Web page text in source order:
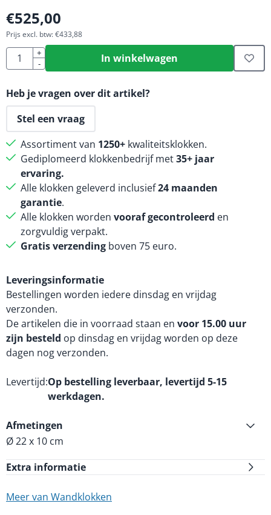
€525,00
Prijs excl. btw:€433,88
Aantal
+
-
In winkelwagen
Heb je vragen over dit artikel?
Stel een vraag
Assortiment van 1250+ kwaliteitsklokken.
Gediplomeerd klokkenbedrijf met35+ jaar
ervaring.
Alle klokken geleverd inclusief24 maanden
garantie.
Alle klokken worden vooraf gecontroleerd en
zorgvuldig verpakt.
Gratis verzending boven 75 euro.
Leveringsinformatie
Bestellingen worden iedere dinsdag en vrijdag
verzonden.
De artikelen die in voorraad staan en voor 15.00 uur
zijn besteld op dinsdag en vrijdag worden op deze
dagen nog verzonden.
Levertijd Op bestelling leverbaar, levertijd 5-15
werkdagen.
Afmetingen
Ø 22 x 10 cm
Extra informatie
Meer van Wandklokken